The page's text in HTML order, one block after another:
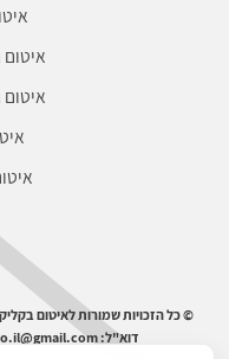
איטום
דוא"ל: click.sealing.co.il@gmail.com | טלפון: 077-6051055